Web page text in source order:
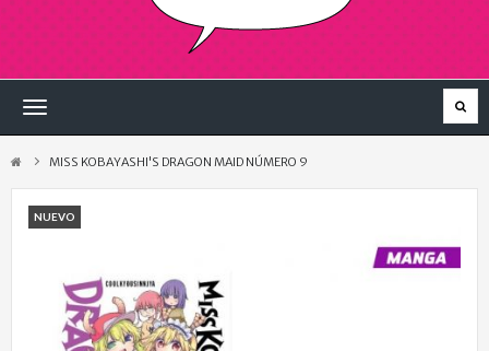
Navegación
MISS KOBAYASHI'S DRAGON MAID NÚMERO 9
NUEVO